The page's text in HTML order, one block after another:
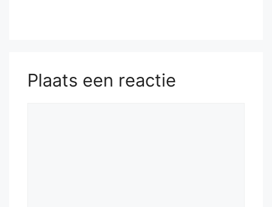
Plaats een reactie